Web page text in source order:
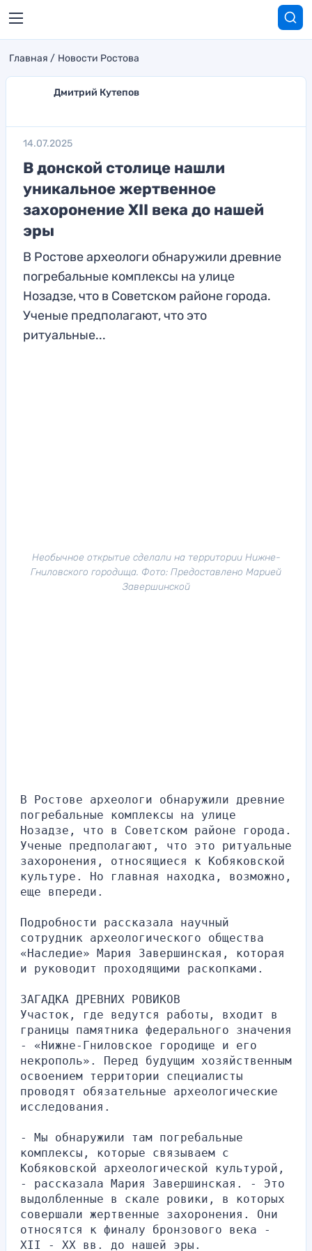
Главная Новости Ростова
Дмитрий Кутепов
14.07.2025
В донской столице нашли
уникальное жертвенное
захоронение XII века до нашей
эры
В Ростове археологи обнаружили древние
погребальные комплексы на улице
Нозадзе, что в Советском районе города.
Ученые предполагают, что это
ритуальные...
Необычное открытие сделали на территории Нижне-
Гниловского городища. Фото: Предоставлено Марией
Завершинской
В Ростове археологи обнаружили древние
погребальные комплексы на улице
Нозадзе, что в Советском районе города.
Ученые предполагают, что это ритуальные
захоронения, относящиеся к Кобяковской
культуре. Но главная находка, возможно,
еще впереди.
Подробности рассказала научный
сотрудник археологического общества
«Наследие» Мария Завершинская, которая
и руководит проходящими раскопками.
ЗАГАДКА ДРЕВНИХ РОВИКОВ
Участок, где ведутся работы, входит в
границы памятника федерального значения
- «Нижне-Гниловское городище и его
некрополь». Перед будущим хозяйственным
освоением территории специалисты
проводят обязательные археологические
исследования.
- Мы обнаружили там погребальные
комплексы, которые связываем с
Кобяковской археологической культурой,
- рассказала Мария Завершинская. - Это
выдолбленные в скале ровики, в которых
совершали жертвенные захоронения. Они
относятся к финалу бронзового века -
XII - XX вв. до нашей эры.